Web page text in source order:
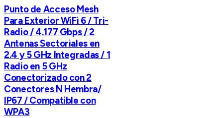
Punto de Acceso Mesh
Para Exterior WiFi 6 / Tri-
Radio / 4.177 Gbps / 2
Antenas Sectoriales en
2.4 y 5 GHz Integradas / 1
Radio en 5 GHz
Conectorizado con 2
Conectores N Hembra/
IP67 / Compatible con
WPA3